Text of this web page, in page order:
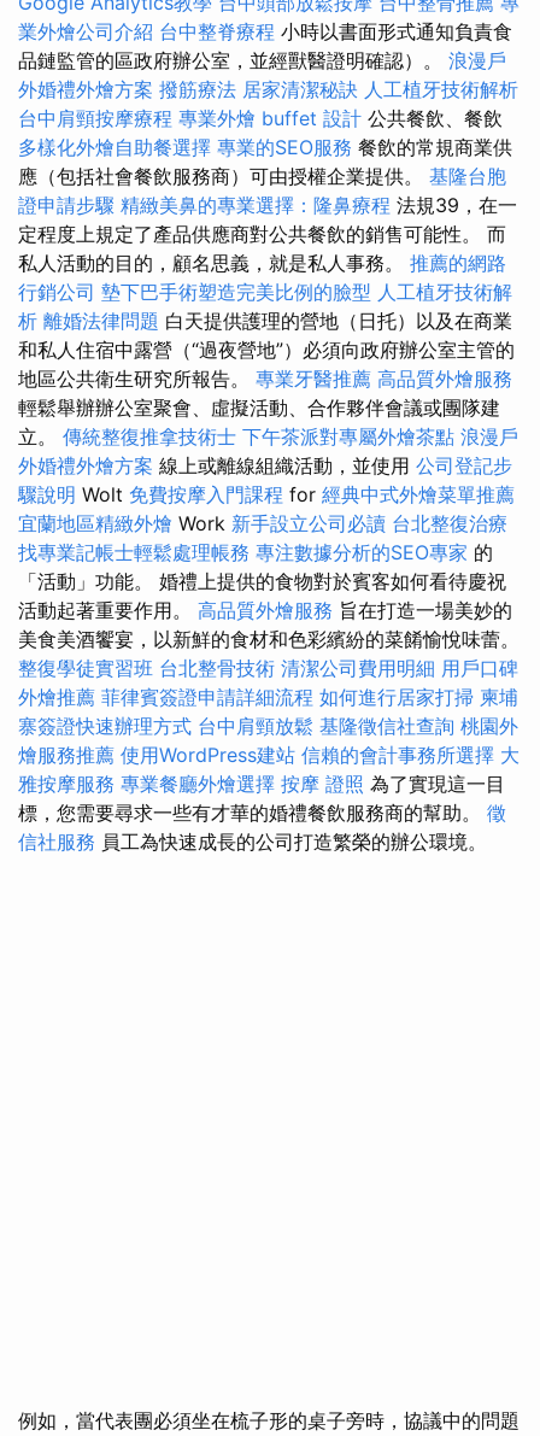
業外燴公司介紹 台中整脊療程 小時以書面形式通知負責食
品鏈監管的區政府辦公室，並經獸醫證明確認）。 浪漫戶
外婚禮外燴方案 撥筋療法 居家清潔秘訣 人工植牙技術解析
台中肩頸按摩療程 專業外燴 buffet 設計 公共餐飲、餐飲
多樣化外燴自助餐選擇 專業的SEO服務 餐飲的常規商業供
應（包括社會餐飲服務商）可由授權企業提供。 基隆台胞
證申請步驟 精緻美鼻的專業選擇：隆鼻療程 法規39，在一
定程度上規定了產品供應商對公共餐飲的銷售可能性。 而
私人活動的目的，顧名思義，就是私人事務。 推薦的網路
行銷公司 墊下巴手術塑造完美比例的臉型 人工植牙技術解
析 離婚法律問題 白天提供護理的營地（日托）以及在商業
和私人住宿中露營（“過夜營地”）必須向政府辦公室主管的
地區公共衛生研究所報告。 專業牙醫推薦 高品質外燴服務
輕鬆舉辦辦公室聚會、虛擬活動、合作夥伴會議或團隊建
立。 傳統整復推拿技術士 下午茶派對專屬外燴茶點 浪漫戶
外婚禮外燴方案 線上或離線組織活動，並使用 公司登記步
驟說明 Wolt 免費按摩入門課程 for 經典中式外燴菜單推薦
宜蘭地區精緻外燴 Work 新手設立公司必讀 台北整復治療
找專業記帳士輕鬆處理帳務 專注數據分析的SEO專家 的
「活動」功能。 婚禮上提供的食物對於賓客如何看待慶祝
活動起著重要作用。 高品質外燴服務 旨在打造一場美妙的
美食美酒饗宴，以新鮮的食材和色彩繽紛的菜餚愉悅味蕾。
整復學徒實習班 台北整骨技術 清潔公司費用明細 用戶口碑
外燴推薦 菲律賓簽證申請詳細流程 如何進行居家打掃 柬埔
寨簽證快速辦理方式 台中肩頸放鬆 基隆徵信社查詢 桃園外
燴服務推薦 使用WordPress建站 信賴的會計事務所選擇 大
雅按摩服務 專業餐廳外燴選擇 按摩 證照 為了實現這一目
標，您需要尋求一些有才華的婚禮餐飲服務商的幫助。 徵
信社服務 員工為快速成長的公司打造繁榮的辦公環境。
例如，當代表團必須坐在梳子形的桌子旁時，協議中的問題